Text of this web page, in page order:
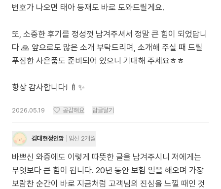
번호가 나오면 태아 등재도 바로 도와드릴게요.
또, 소중한 후기를 정성껏 남겨주셔서 정말 큰 힘이 되었답니
다 🙏 앞으로도 많은 소개 부탁드리며, 소개해 주실 때 드릴
푸짐한 사은품도 준비되어 있으니 기대해 주세요ㅎㅎ
항상 감사합니다! 🍼✨
2026.05.19 공감해요 답글달기
김대현정인맘 임신 2개월
바쁘신 와중에도 이렇게 따뜻한 글을 남겨주시니 저에게는
무엇보다 큰 힘이 됩니다. 20년 동안 보험 일을 해오며 가장
보람찬 순간이 바로 지금처럼 고객님의 진심을 느낄 때인 것